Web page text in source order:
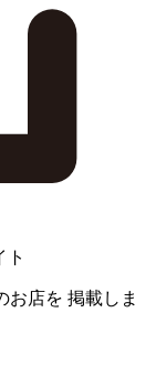
ト
お店を 掲載しま